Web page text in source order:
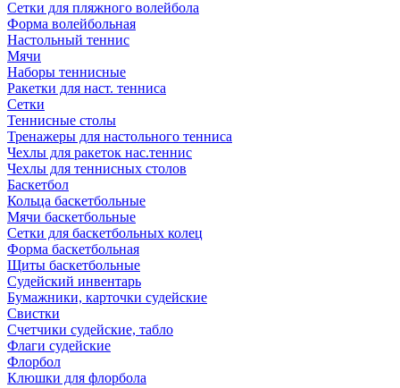
Сетки для пляжного волейбола
Форма волейбольная
Настольный теннис
Мячи
Наборы теннисные
Ракетки для наст. тенниса
Сетки
Теннисные столы
Тренажеры для настольного тенниса
Чехлы для ракеток нас.теннис
Чехлы для теннисных столов
Баскетбол
Кольца баскетбольные
Мячи баскетбольные
Сетки для баскетбольных колец
Форма баскетбольная
Щиты баскетбольные
Судейский инвентарь
Бумажники, карточки судейские
Свистки
Счетчики судейские, табло
Флаги судейские
Флорбол
Клюшки для флорбола